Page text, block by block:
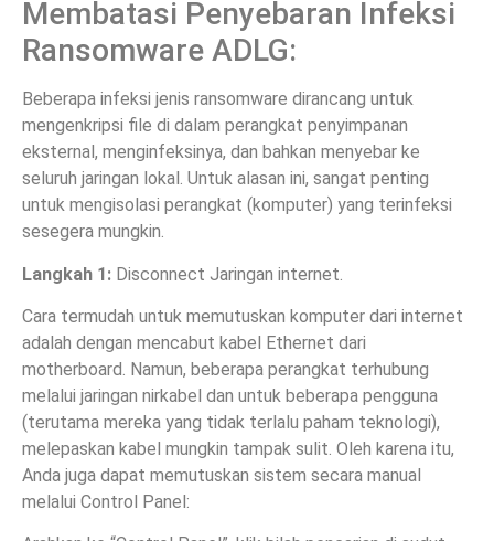
Membatasi Penyebaran Infeksi
Ransomware ADLG:
Beberapa infeksi jenis ransomware dirancang untuk
mengenkripsi file di dalam perangkat penyimpanan
eksternal, menginfeksinya, dan bahkan menyebar ke
seluruh jaringan lokal. Untuk alasan ini, sangat penting
untuk mengisolasi perangkat (komputer) yang terinfeksi
sesegera mungkin.
Langkah 1: Disconnect Jaringan internet.
Cara termudah untuk memutuskan komputer dari internet
adalah dengan mencabut kabel Ethernet dari
motherboard. Namun, beberapa perangkat terhubung
melalui jaringan nirkabel dan untuk beberapa pengguna
(terutama mereka yang tidak terlalu paham teknologi),
melepaskan kabel mungkin tampak sulit. Oleh karena itu,
Anda juga dapat memutuskan sistem secara manual
melalui Control Panel: